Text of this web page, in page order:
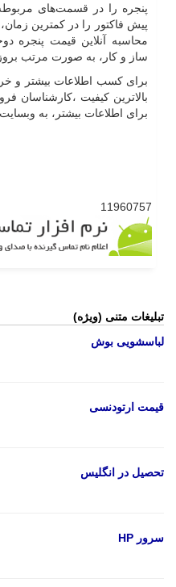
پنجره را در قسمت‌های
پیش فاکتور را در کمترین
محاسبه آنلاین قیمت پنجره
ساز و کار، به صورت مرتب
برای کسب اطلاعات بیشتر و
بالاترین کیفیت ،کارشناسان
برای اطلاعات بیشتر، به
11960757
تبلیغات متنی (ویژه)
لباسشویی بوش
قیمت ارتودنسی
تحصیل در انگلیس
سرور HP